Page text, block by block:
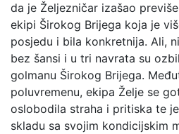
da je Željezničar izašao
ekipi Širokog Brijega koja je
posjedu i bila konkretnija. Ali,
bez šansi i u tri navrata su
golmanu Širokog Brijega.
poluvremenu, ekipa Želje se
oslobodila straha i pritiska te
skladu sa svojim kondicijskim